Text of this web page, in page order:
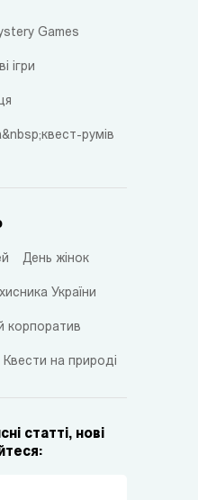
Games
ігри
румів
День жінок
України
корпоратив
Квести на природі
статті, нові